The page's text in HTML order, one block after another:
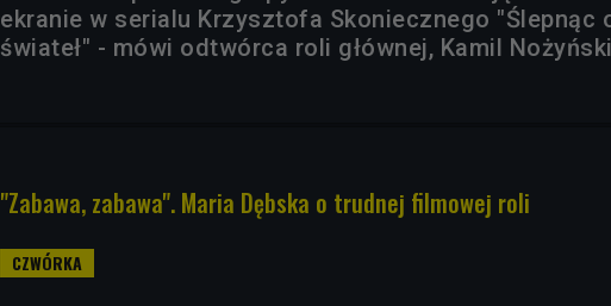
ekranie w serialu Krzysztofa Skoniecznego "Ślepnąc
świateł" - mówi odtwórca roli głównej, Kamil
"Zabawa, zabawa". Maria Dębska o trudnej filmowej roli